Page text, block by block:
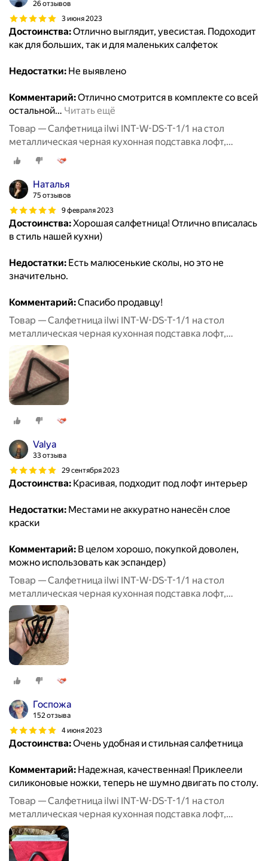
26 отзывов
3 июня 2023
Достоинства:Отлично выглядит, увесистая. Подоходит
как для больших, так и для маленьких салфеток
Недостатки: Не выявлено
Комментарий:Отлично смотрится в комплекте со всей
остальной… Читать ещё
Товар — Салфетница ilwi INT-W-DS-T-1/1 на стол
металлическая черная кухонная подставка лофт,
держатель для бумажных салфеток
Наталья
75 отзывов
9 февраля 2023
Достоинства:Хорошая салфетница! Отлично вписалась
в стиль нашей кухни)
Недостатки: Есть малюсенькие сколы, но это не
значительно.
Комментарий:Спасибо продавцу!
Товар — Салфетница ilwi INT-W-DS-T-1/1 на стол
металлическая черная кухонная подставка лофт,
держатель для бумажных салфеток
Valya
33 отзыва
29 сентября 2023
Достоинства: Красивая, подходит под лофт интерьер
Недостатки: Местами не аккуратно нанесён слое
краски
Комментарий: В целом хорошо, покупкой доволен,
можно использовать как эспандер)
Товар — Салфетница ilwi INT-W-DS-T-1/1 на стол
металлическая черная кухонная подставка лофт,
держатель для бумажных салфеток
Госпожа
152 отзыва
4 июня 2023
Достоинства:Очень удобная и стильная салфетница
Комментарий: Надежная, качественная! Приклеели
силиконовые ножки, теперь не шумно двигать по столу.
Товар — Салфетница ilwi INT-W-DS-T-1/1 на стол
металлическая черная кухонная подставка лофт,
держатель для бумажных салфеток